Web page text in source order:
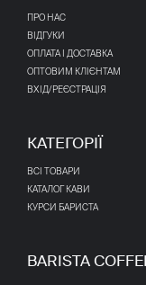
ПРО НАС
ВІДГУКИ
ОПЛАТА І ДОСТАВКА
ОПТОВИМ КЛІЄНТАМ
ВХІД/РЕЄСТРАЦІЯ
КАТЕГОРІЇ
ВСІ ТОВАРИ
КАТАЛОГ КАВИ
КУРСИ БАРИСТА
BARISTA